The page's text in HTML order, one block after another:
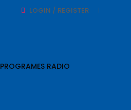
LOGIN / REGISTER
PROGRAMES RADIO